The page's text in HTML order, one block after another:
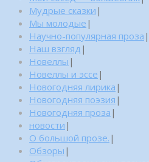
Мудрые сказки |
Мы молодые |
Научно-популярная проза |
Наш взгляд |
Новеллы |
Новеллы и эссе |
Новогодняя лирика |
Новогодняя поэзия |
Новогодняя проза |
новости |
О большой прозе. |
Обзоры |